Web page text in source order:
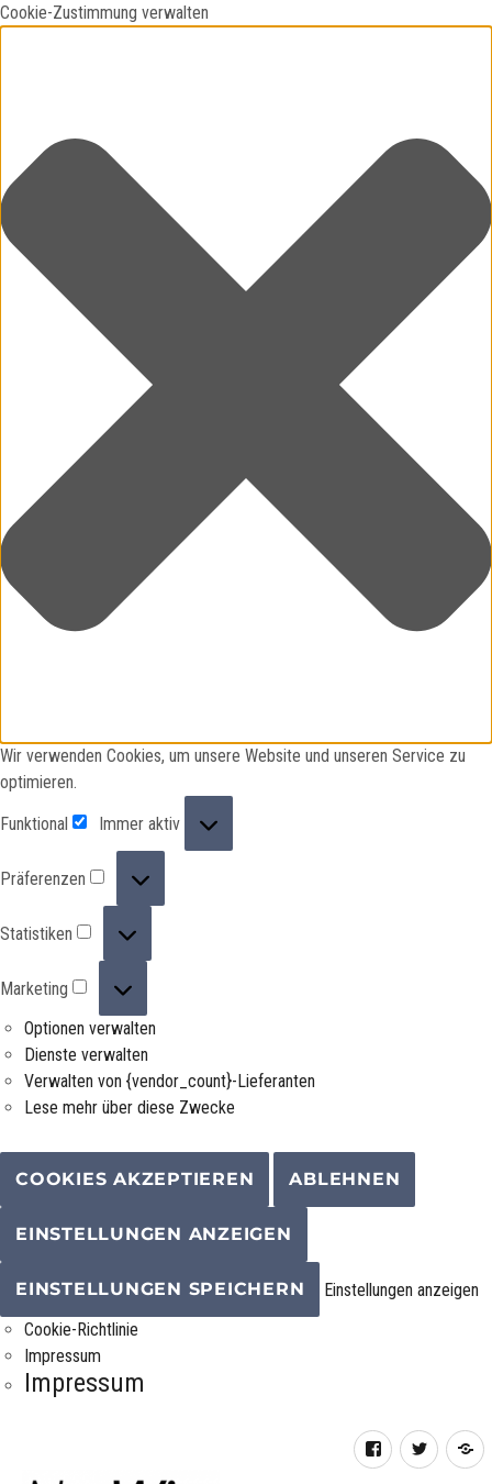
Cookie-Zustimmung verwalten
Wir verwenden Cookies, um unsere Website und unseren Service zu
optimieren.
Funktional
Immer aktiv
Präferenzen
Statistiken
Marketing
Optionen verwalten
Dienste verwalten
Verwalten von {vendor_count}-Lieferanten
Lese mehr über diese Zwecke
COOKIES AKZEPTIEREN ABLEHNEN
EINSTELLUNGEN ANZEIGEN
EINSTELLUNGEN SPEICHERN
Einstellungen anzeigen
Cookie-Richtlinie
Impressum
Impressum
FacebookTwitter